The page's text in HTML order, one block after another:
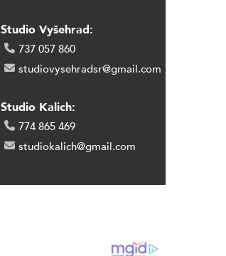
Studio Vyšehrad:
737 057 860
studiovysehradsr@gmail.com
Studio Kalich:
774 865 469
studiokalich@gmail.com